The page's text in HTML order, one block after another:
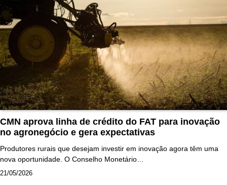
CMN aprova linha de crédito do FAT para inovação
no agronegócio e gera expectativas
Produtores rurais que desejam investir em inovação agora têm uma
nova oportunidade. O Conselho Monetário…
21/05/2026